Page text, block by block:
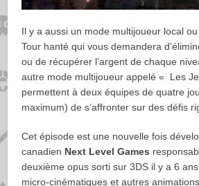
Il y a aussi un mode multijoueur local
Tour hanté qui vous demandera
ou de récupérer l’argent de chaque
autre mode multijoueur appelé « Les
permettent à deux équipes de quatre
maximum) de s’affronter sur des défis
Cet épisode est une nouvelle fois
canadien Next Level Games
deuxième opus sorti sur 3DS il y a 6
micro-cinématiques et autres